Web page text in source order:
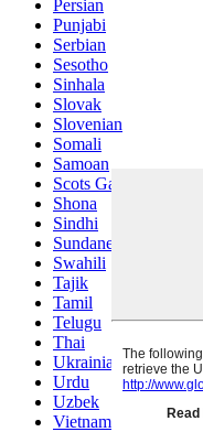
Persian
Punjabi
Serbian
Sesotho
Sinhala
Slovak
Slovenian
Somali
Samoan
Scots Gaelic
Shona
Sindhi
Sundanese
Swahili
Tajik
Tamil
Telugu
Thai
Ukrainian
Urdu
Uzbek
Vietnamese